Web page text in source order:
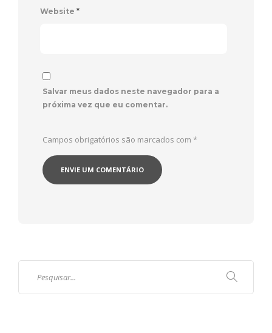
Website *
Salvar meus dados neste navegador para a
próxima vez que eu comentar.
Campos obrigatórios são marcados com *